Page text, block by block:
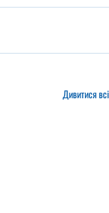
Дивитися всі